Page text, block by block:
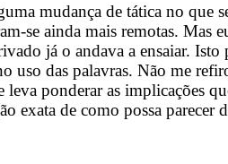
mudança de tática no que
se ainda mais remotas. Mas
já o andava a ensaiar. Isto
uso das palavras. Não me
leva ponderar as implicações
exata de como possa parecer